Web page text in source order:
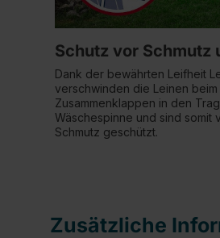
Schutz vor Schmutz
Dank der bewährten Leifheit
verschwinden die Leinen beim
Zusammenklappen in den
Wäschespinne und sind somit
Schmutz geschützt.
Zusätzliche